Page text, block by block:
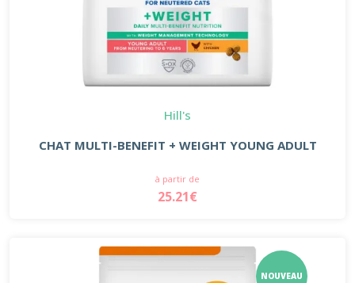
Hill's
CHAT MULTI-BENEFIT + WEIGHT YOUNG ADULT
à partir de
25.21€
NOUVEAU